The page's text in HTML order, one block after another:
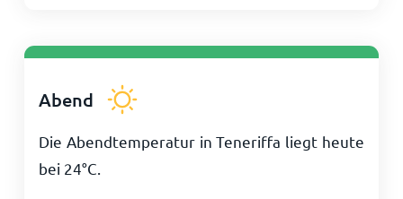
Abend
Die Abendtemperatur in Teneriffa liegt heute
bei 24°C